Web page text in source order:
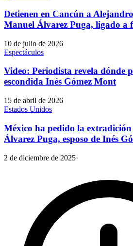
Detienen en Cancún a
Manuel Álvarez Puga, ligado a
10 de julio de 2026
Espectáculos
Video: Periodista revela dónde
escondida Inés Gómez Mont
15 de abril de 2026
Estados Unidos
México ha pedido la
Álvarez Puga, esposo de Inés
2 de diciembre de 2025·